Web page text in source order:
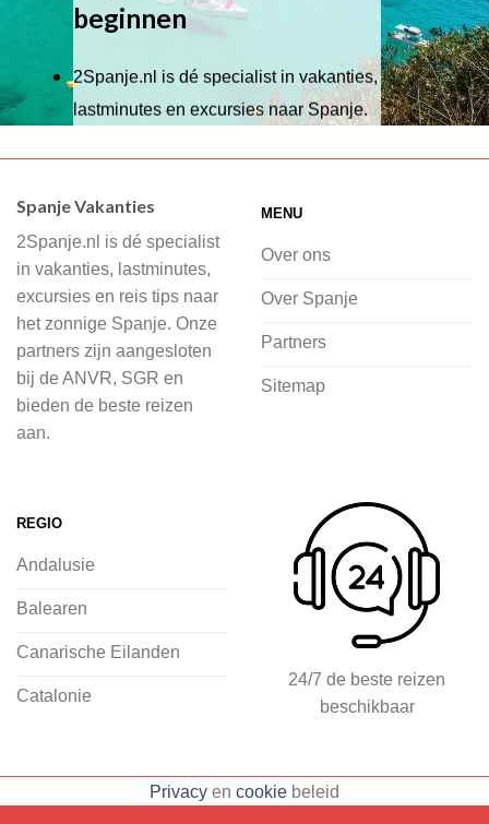
beginnen
2Spanje.nl is dé specialist in vakanties,
lastminutes en excursies naar Spanje.
Wij hebben een breed scala aan
of je nu wilt relaxen op het strand,
cultuur wilt ontdekken of avontuur zoekt
in de natuur.
Bij 2Spanje.nl begint de voorpret al
voordat je het vliegtuig instapt, door
inspiratie op te doen over dit zonnige
vliegvakantie zoeken en boeken bij
2Spanje.nl, met een team dat altijd
klaarstaat om eventuele vragen te
beantwoorden en ervoor te zorgen dat
jij met een gerust hart op vakantie kunt
accommodaties: resorts, hotels en
Spanje Vakanties
2Spanje.nl is dé specialist
in vakanties, lastminutes,
excursies en reis tips naar
het zonnige Spanje. Onze
partners zijn aangesloten
bij de ANVR, SGR en
bieden de beste reizen
aan.
MENU
Over ons
Over Spanje
Partners
Sitemap
REGIO
Andalusie
Balearen
Canarische Eilanden
Catalonie
24/7 de beste reizen
beschikbaar
Privacy en cookie beleid